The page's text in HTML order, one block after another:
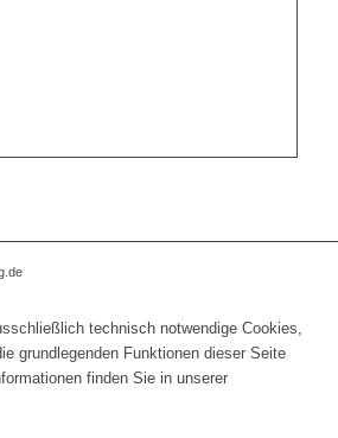
technisch notwendige Cookies,
grundlegenden Funktionen dieser Seite
finden Sie in unserer